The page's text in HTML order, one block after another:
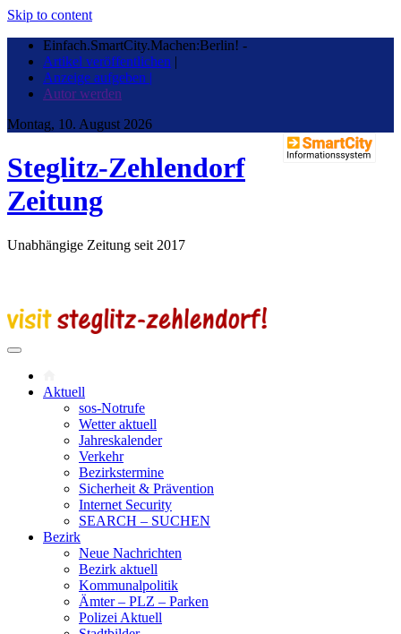
Skip to content
Einfach.SmartCity.Machen:Berlin! -
Artikel veröffentlichen |
Anzeige aufgeben |
Autor werden
Montag, 10. August 2026
Steglitz-Zehlendorf
Zeitung
Unabhängige Zeitung seit 2017
Aktuell
sos-Notrufe
Wetter aktuell
Jahreskalender
Verkehr
Bezirkstermine
Sicherheit & Prävention
Internet Security
SEARCH – SUCHEN
Bezirk
Neue Nachrichten
Bezirk aktuell
Kommunalpolitik
Ämter – PLZ – Parken
Polizei Aktuell